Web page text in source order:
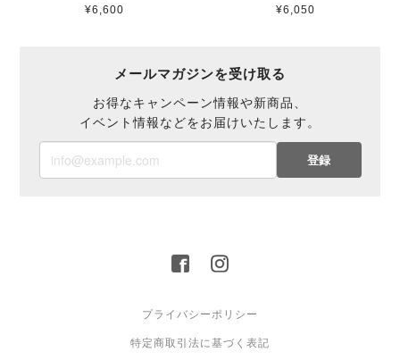
¥6,600
¥6,050
メールマガジンを受け取る
お得なキャンペーン情報や新商品、
イベント情報などをお届けいたします。
登録
プライバシーポリシー
特定商取引法に基づく表記